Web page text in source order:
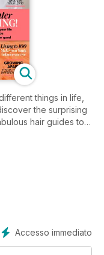
things in life,
the surprising
hair guides to
Kelly's candid
Accesso immediato